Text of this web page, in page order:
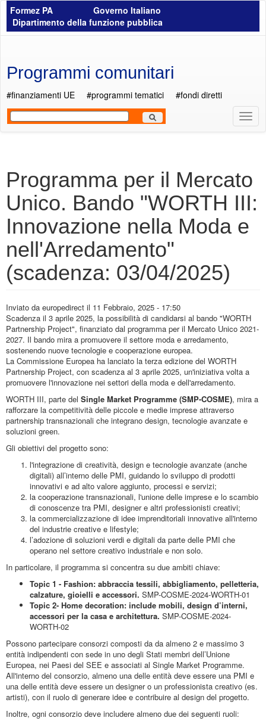
Salta al contenuto principale
Formez PA
Governo Italiano
Dipartimento della funzione pubblica
Programmi comunitari
#finanziamenti UE #programmi tematici
#fondi diretti
Menù
Programma per il Mercato
Unico. Bando "WORTH III:
Innovazione nella Moda e
nell'Arredamento"
(scadenza: 03/04/2025)
Inviato da europedirect il 11 Febbraio, 2025 - 17:50
Scadenza il 3 aprile 2025, la possibilità di candidarsi al bando "WORTH
Partnership Project", finanziato dal programma per il Mercato Unico 2021-
2027. Il bando mira a promuovere il settore moda e arredamento,
sostenendo nuove tecnologie e cooperazione europea.
La Commissione Europea ha lanciato la terza edizione del WORTH
Partnership Project, con scadenza al 3 aprile 2025, un'iniziativa volta a
promuovere l'innovazione nei settori della moda e dell'arredamento.
WORTH III, parte del Single Market Programme (SMP-COSME), mira a
rafforzare la competitività delle piccole e medie imprese attraverso
partnership transnazionali che integrano design, tecnologie avanzate e
soluzioni green.
Gli obiettivi del progetto sono:
l'integrazione di creatività, design e tecnologie avanzate (anche
digitali) all’interno delle PMI, guidando lo sviluppo di prodotti
innovativi e ad alto valore aggiunto, processi e servizi;
la cooperazione transnazionali, l'unione delle imprese e lo scambio
di conoscenze tra PMI, designer e altri professionisti creativi;
la commercializzazione di idee imprenditoriali innovative all'interno
del industrie creative e lifestyle;
l’adozione di soluzioni verdi e digitali da parte delle PMI che
operano nel settore creativo industriale e non solo.
In particolare, il programma si concentra su due ambiti chiave:
Topic 1 - Fashion: abbraccia tessili, abbigliamento, pelletteria,
calzature, gioielli e accessori. SMP-COSME-2024-WORTH-01
Topic 2- Home decoration: include mobili, design d’interni,
accessori per la casa e architettura. SMP-COSME-2024-
WORTH-02
Possono partecipare consorzi composti da da almeno 2 e massimo 3
entità indipendenti con sede in uno degli Stati membri dell’Unione
Europea, nei Paesi del SEE e associati al Single Market Programme.
All'interno del consorzio, almeno una delle entità deve essere una PMI e
una delle entità deve essere un designer o un professionista creativo (es.
artisti), con il ruolo di generare idee e contribuire al design del progetto.
Inoltre, ogni consorzio deve includere almeno due dei seguenti ruoli: